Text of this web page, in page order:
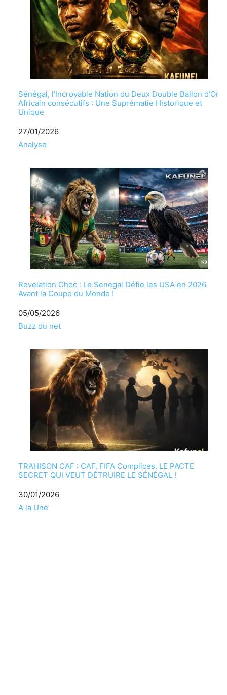
Sénégal, l’Incroyable Nation du Deux Double Ballon d’Or
Africain consécutifs : Une Suprématie Historique et
Unique
Date
27/01/2026
Par rapport à
Analyse
Revelation Choc : Le Senegal Défie les USA en 2026
Avant la Coupe du Monde !
Date
05/05/2026
Par rapport à
Buzz du net
TRAHISON CAF : CAF, FIFA Complices. LE PACTE
SECRET QUI VEUT DÉTRUIRE LE SÉNÉGAL !
Date
30/01/2026
Par rapport à
A la Une